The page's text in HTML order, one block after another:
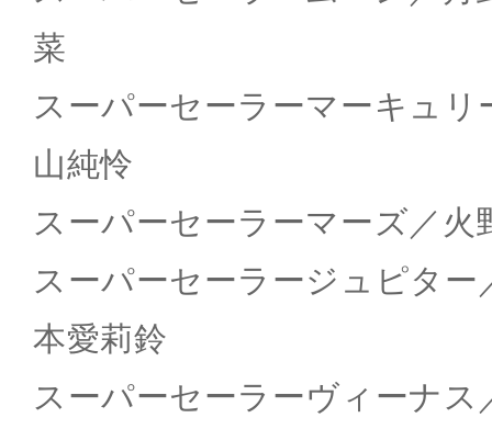
菜
スーパーセーラーマーキュ
山純怜
スーパーセーラーマーズ／
スーパーセーラージュピタ
本愛莉鈴
スーパーセーラーヴィーナ